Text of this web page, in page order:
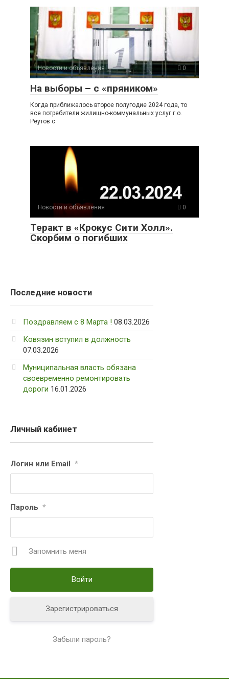
Новости и объявления 0
На выборы – с «пряником»
Когда приближалось второе полугодие 2024 года, то
все потребители жилищно-коммунальных услуг г.о.
Реутов с
Новости и объявления 0
Теракт в «Крокус Сити Холл».
Скорбим о погибших
Последние новости
Поздравляем с 8 Марта ! 08.03.2026
Ковязин вступил в должность
07.03.2026
Муниципальная власть обязана
своевременно ремонтировать
дороги 16.01.2026
Личный кабинет
Логин или Email *
Пароль *
Запомнить меня
Зарегистрироваться
Забыли пароль?